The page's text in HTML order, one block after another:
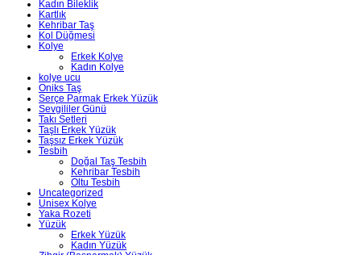
Kadın Bileklik
Kartlık
Kehribar Taş
Kol Düğmesi
Kolye
Erkek Kolye
Kadın Kolye
kolye ucu
Oniks Taş
Serçe Parmak Erkek Yüzük
Sevgililer Günü
Takı Setleri
Taşlı Erkek Yüzük
Taşsız Erkek Yüzük
Tesbih
Doğal Taş Tesbih
Kehribar Tesbih
Oltu Tesbih
Uncategorized
Unisex Kolye
Yaka Rozeti
Yüzük
Erkek Yüzük
Kadın Yüzük